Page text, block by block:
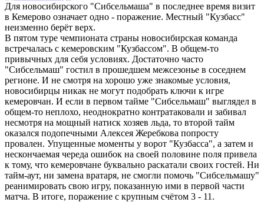
Для новосибирского "Сибсельмаша" в последнее время визит
в Кемерово означает одно - поражение. Местный "Кузбасс"
неизменно берёт верх.
В пятом туре чемпионата страны новосибирская команда
встречалась с кемеровским "Кузбассом". В общем-то
привычных для себя условиях. Достаточно часто
"Сибсельмаш" гостил в прошедшем межсезонье в соседнем
регионе. И не смотря на хорошо уже знакомые условия,
новосибирцы никак не могут подобрать ключи к игре
кемеровчан. И если в первом тайме "Сибсельмаш" выглядел в
общем-то неплохо, неоднократно контратаковали и забивал
несмотря на мощный натиск хозяев льда, то второй тайм
оказался подопечными Алексея Жеребкова попросту
провален. Упущенные моменты у ворот "Кузбасса", а затем и
нескончаемая череда ошибок на своей половине поля привела
к тому, что кемеровчане буквально раскатали своих гостей. Ни
тайм-аут, ни замена вратаря, не смогли помочь "Сибсельмашу"
реанимировать свою игру, показанную ими в первой части
матча. В итоге, поражение с крупным счётом 3 - 11.